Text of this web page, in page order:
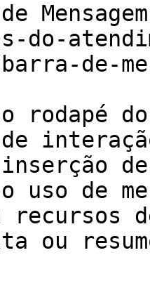
do-
de-
rodapé
de
uso de
ou